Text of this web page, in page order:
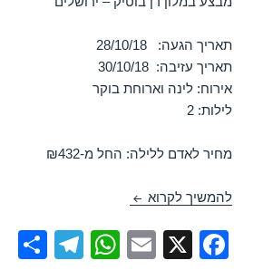
תאריך הגעה: 28/10/18
תאריך עזיבה: 30/10/18
אירוח: לינה וארוחת בוקר
לילות: 2
מחיר לאדם ללילה: החל מ-₪432
להמשיך לקרוא חופשה במלון דן בוטיק – ירושלים
F
X
E
W
T